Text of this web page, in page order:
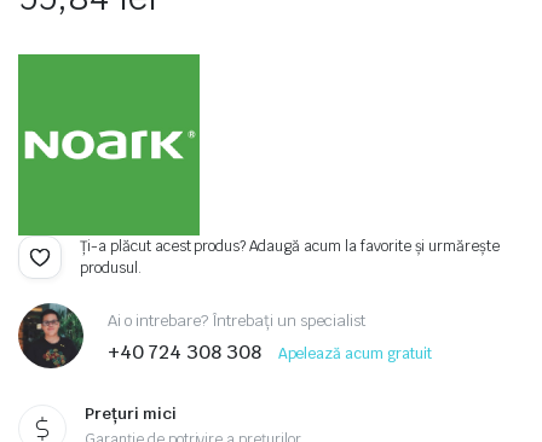
Ți-a plăcut acest produs? Adaugă acum la favorite și urmărește
produsul.
Ai o intrebare? Întrebați un specialist
+40 724 308 308 Apelează acum gratuit
Prețuri mici